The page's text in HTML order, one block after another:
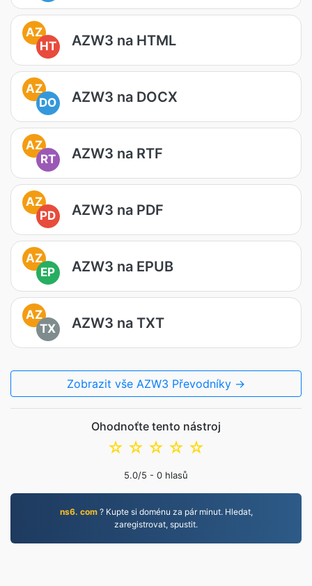
AZ
HT
AZW3 na HTML
AZ
DO
AZW3 na DOCX
AZ
RT
AZW3 na RTF
AZ
PD
AZW3 na PDF
AZ
EP
AZW3 na EPUB
AZ
TX
AZW3 na TXT
Zobrazit vše AZW3 Převodníky →
Ohodnoťte tento nástroj
☆
☆
☆
☆
☆
5.0/5 - 0 hlasů
ns6. com? Kupte si doménu za pár minut. Hledat,
zaregistrovat, spustit.